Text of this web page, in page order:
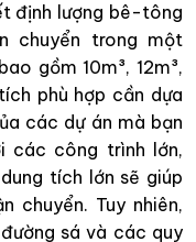
định lượng bê-tông
chuyển trong một
gồm 10m³, 12m³,
phù hợp cần dựa
các dự án mà bạn
các công trình lớn,
tích lớn sẽ giúp
chuyển. Tuy nhiên,
sá và các quy